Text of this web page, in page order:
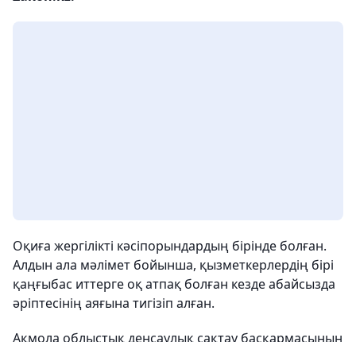
Оқиға жергілікті кәсіпорындардың бірінде болған.
Алдын ала мәлімет бойынша, қызметкерлердің бірі
қаңғыбас иттерге оқ атпақ болған кезде абайсызда
әріптесінің аяғына тигізіп алған.
Ақмола облыстық денсаулық сақтау басқармасының